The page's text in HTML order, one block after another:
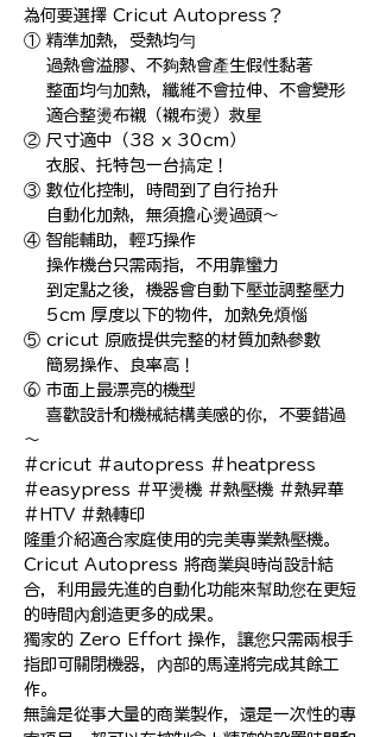
格
為何要選擇 Cricut Autopress？
① 精準加熱，受熱均勻
過熱會溢膠、不夠熱會產生假性黏著
整面均勻加熱，纖維不會拉伸、不會變形
適合整燙布襯（襯布燙）救星
② 尺寸適中（38 x 30cm）
衣服、托特包一台搞定！
③ 數位化控制，時間到了自行抬升
自動化加熱，無須擔心燙過頭～
④ 智能輔助，輕巧操作
操作機台只需兩指，不用靠蠻力
到定點之後，機器會自動下壓並調整壓力
5cm 厚度以下的物件，加熱免煩惱
⑤ cricut 原廠提供完整的材質加熱參數
簡易操作、良率高！
⑥ 市面上最漂亮的機型
喜歡設計和機械結構美感的你，不要錯過
～
#cricut #autopress #heatpress
#easypress #平燙機 #熱壓機 #熱昇華
#HTV #熱轉印
隆重介紹適合家庭使用的完美專業熱壓機。
Cricut Autopress 將商業與時尚設計結
合，利用最先進的自動化功能來幫助您在更短
的時間內創造更多的成果。
獨家的 Zero Effort 操作，讓您只需兩根手
指即可關閉機器，內部的馬達將完成其餘工
作。
無論是從事大量的商業製作，還是一次性的專